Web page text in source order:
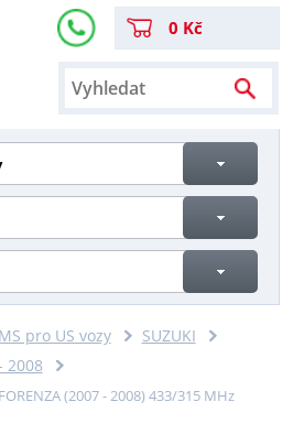
0 Kč
pro US vozy
SUZUKI
2008
(2007 - 2008) 433/315 MHz